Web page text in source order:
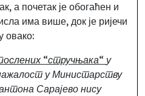
а почетак је обогаћен и
има више, док је ријечи
овако:
“стручњака“ у
у Министарству
Сарајево нису